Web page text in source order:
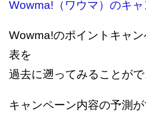
Wowma!（ワウマ）のキ
Wowma!のポイントキャ
表を
過去に遡ってみることが
キャンペーン内容の予測が